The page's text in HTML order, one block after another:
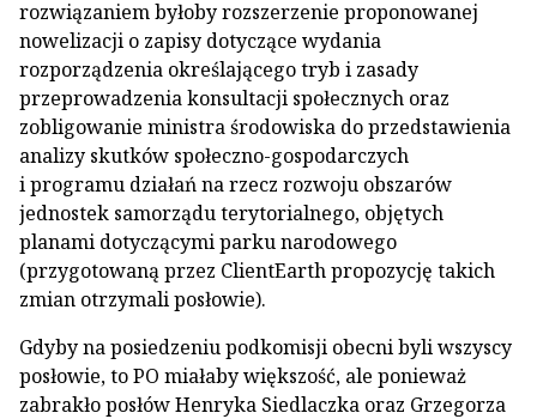
rozwiązaniem byłoby rozszerzenie proponowanej
nowelizacji o zapisy dotyczące wydania
rozporządzenia określającego tryb i zasady
przeprowadzenia konsultacji społecznych oraz
zobligowanie ministra środowiska do przedstawienia
analizy skutków społeczno-gospodarczych
i programu działań na rzecz rozwoju obszarów
jednostek samorządu terytorialnego, objętych
planami dotyczącymi parku narodowego
(przygotowaną przez ClientEarth propozycję takich
zmian otrzymali posłowie).
Gdyby na posiedzeniu podkomisji obecni byli wszyscy
posłowie, to PO miałaby większość, ale ponieważ
zabrakło posłów Henryka Siedlaczka oraz Grzegorza